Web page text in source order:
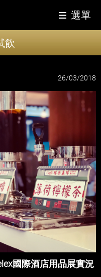
消息
產品
配茶
啡
設備
方案
選單
飲
26/03/2018
國際酒店用品展實況